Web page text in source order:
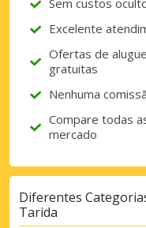
Sem custos
Excelente
Ofertas de
gratuitas
Nenhuma
Compare todas
mercado
Diferentes
Tarida